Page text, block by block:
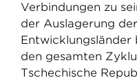
Verbindungen zu
der Auslagerung
Entwicklungsländer
den gesamten
Tschechische